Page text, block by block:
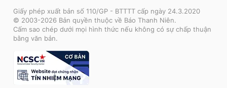
Giấy phép xuất bản số 110/GP - BTTTT cấp ngày 24.3.2020
© 2003-2026 Bản quyền thuộc về Báo Thanh Niên.
Cấm sao chép dưới mọi hình thức nếu không có sự chấp thuận
bằng văn bản.